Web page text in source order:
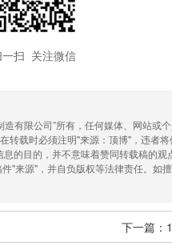
一扫 关注微信
有限公司”所有，任何媒体、网站或
载时必须注明"来源：顶博"，违者将
的目的，并不意味着赞同转载稿的
"来源"，并自负版权等法律责任。如
下一篇：